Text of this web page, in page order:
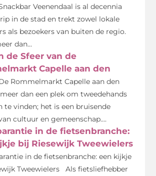
Veenendaal is al decennia
in de stad en trekt zowel lokale
als bezoekers van buiten de regio.
dan...
de Sfeer van de
Capelle aan den
Rommelmarkt Capelle aan den
meer dan een plek om tweedehands
te vinden; het is een bruisende
cultuur en gemeenschap....
in de fietsenbranche:
bij Riesewijk Tweewielers
in de fietsenbranche: een kijkje
Tweewielers Als fietsliefhebber